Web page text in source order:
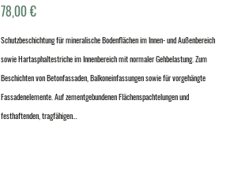
78,00€
Schutzbeschichtung für mineralische Bodenflächen im Innen- und Außenbereich
sowie Hartasphaltestriche im Innenbereich mit normaler Gehbelastung. Zum
Beschichten von Betonfassaden, Balkoneinfassungen sowie für vorgehängte
Fassadenelemente. Auf zementgebundenen Flächenspachtelungen und
festhaftenden, tragfähigen…